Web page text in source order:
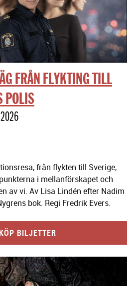
FRÅN FLYKTING TILL
POLIS
från flykten till Sverige,
i mellanförskapet och
av vi. Av Lisa Lindén efter Nadim
bok. Regi Fredrik Evers.
KÖP BILJETTER